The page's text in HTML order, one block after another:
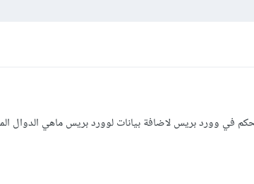
وورد بريس لاضافة بيانات لوورد بريس ماهي الدوال